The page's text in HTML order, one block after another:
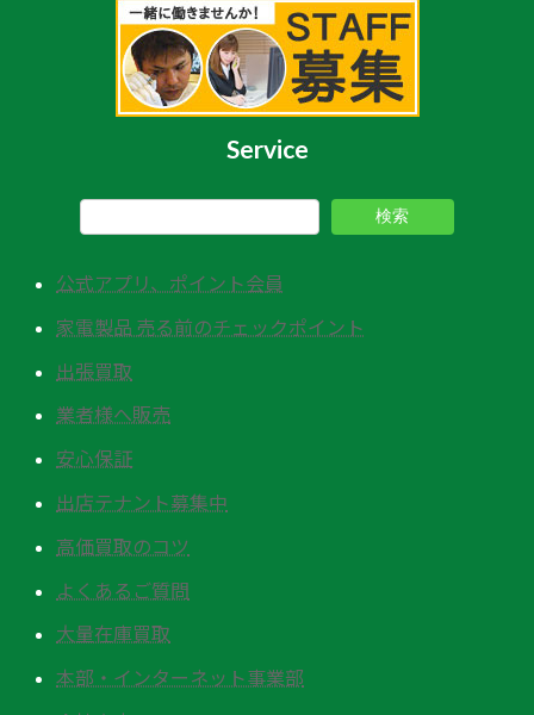
Service
検索
公式アプリ、ポイント会員
家電製品 売る前のチェックポイント
出張買取
業者様へ販売
安心保証
出店テナント募集中
高価買取のコツ
よくあるご質問
大量在庫買取
本部・インターネット事業部